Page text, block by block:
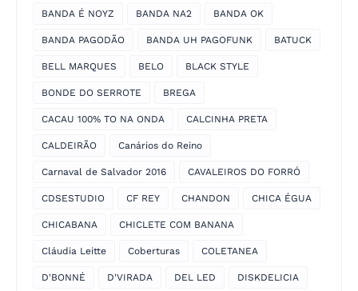
BANDA É NOYZ BANDA NA2 BANDA OK
BANDA PAGODÃO BANDA UH PAGOFUNK BATUCK
BELL MARQUES BELO BLACK STYLE
BONDE DO SERROTE BREGA
CACAU 100% TO NA ONDA CALCINHA PRETA
CALDEIRÃO Canários do Reino
Carnaval de Salvador 2016 CAVALEIROS DO FORRÓ
CDSESTUDIO CF REY CHANDON CHICA ÉGUA
CHICABANA CHICLETE COM BANANA
Cláudia Leitte Coberturas COLETANEA
D'BONNÉ D'VIRADA DEL LED DISKDELICIA